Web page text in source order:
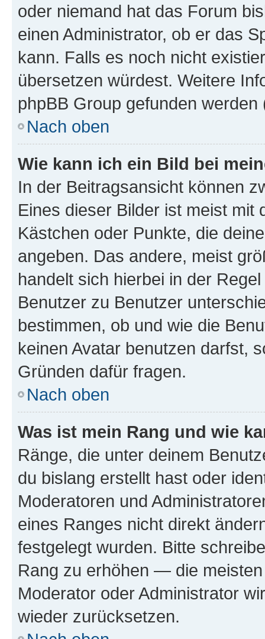
oder niemand hat das Forum
einen Administrator, ob er das
kann. Falls es noch nicht
übersetzen würdest. Weitere
phpBB Group gefunden
Nach oben
Wie kann ich ein Bild bei
In der Beitragsansicht können
Eines dieser Bilder ist meist mit
Kästchen oder Punkte, die
angeben. Das andere, meist
handelt sich hierbei in der
Benutzer zu Benutzer
bestimmen, ob und wie die
keinen Avatar benutzen darfst,
Gründen dafür fragen.
Nach oben
Was ist mein Rang und wie
Ränge, die unter deinem
du bislang erstellt hast oder
Moderatoren und
eines Ranges nicht direkt
festgelegt wurden. Bitte
Rang zu erhöhen — die
Moderator oder Administrator
wieder zurücksetzen.